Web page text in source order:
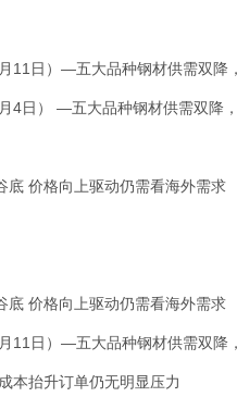
日）—五大品种钢材供需双降
日） —五大品种钢材供需双降
价格向上驱动仍需看海外需求
价格向上驱动仍需看海外需求
日）—五大品种钢材供需双降
抬升订单仍无明显压力